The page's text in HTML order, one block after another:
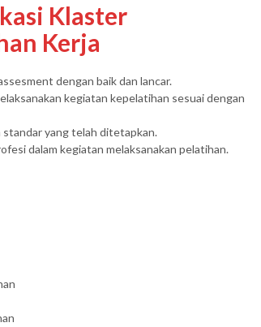
Klaster
Kerja
dengan baik dan lancar.
kegiatan kepelatihan sesuai dengan
standar yang telah ditetapkan.
dalam kegiatan melaksanakan pelatihan.